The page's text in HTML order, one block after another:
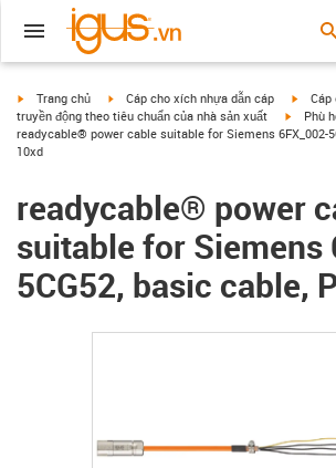
igus-icon-arrow-right
Trang chủ igus-icon-arrow-right
Cáp cho xích nhựa dẫn cáp igus-
Cáp
truyền động theo tiêu chuẩn của nhà sản xuất
igus-Phù
readycable® power cable suitable for Siemens 6FX_002-
10xd
readycable® power
suitable for Siemens
5CG52, basic cable,